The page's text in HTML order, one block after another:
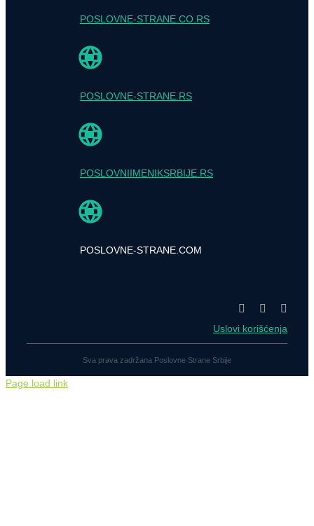
POSLOVNE-STRANE.CO.RS
POSLOVNE-STRANE.RS
POSLOVNIIMENIKSRBIJE.RS
POSLOVNE-STRANE.COM
Uslovi korišćenja
Sva prava zadržana Poslovne Strane Srbije
Page load link